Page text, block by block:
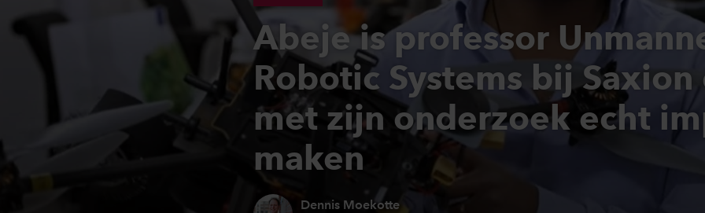
Abeje is professor
Robotic Systems bij
met zijn onderzoek echt
maken
Auteur:
Dennis Moekotte